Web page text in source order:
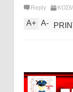
Reply
A+ A-